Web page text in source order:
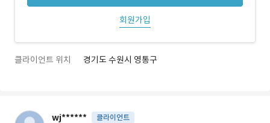
회원가입
클라이언트 위치 경기도 수원시 영통구
wj****** 클라이언트